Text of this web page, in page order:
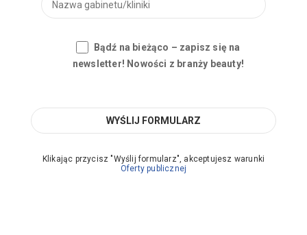
Bądź na bieżąco – zapisz się na
newsletter! Nowości z branży beauty!
Klikając przycisz "Wyślij formularz", akceptujesz warunki
Oferty publicznej